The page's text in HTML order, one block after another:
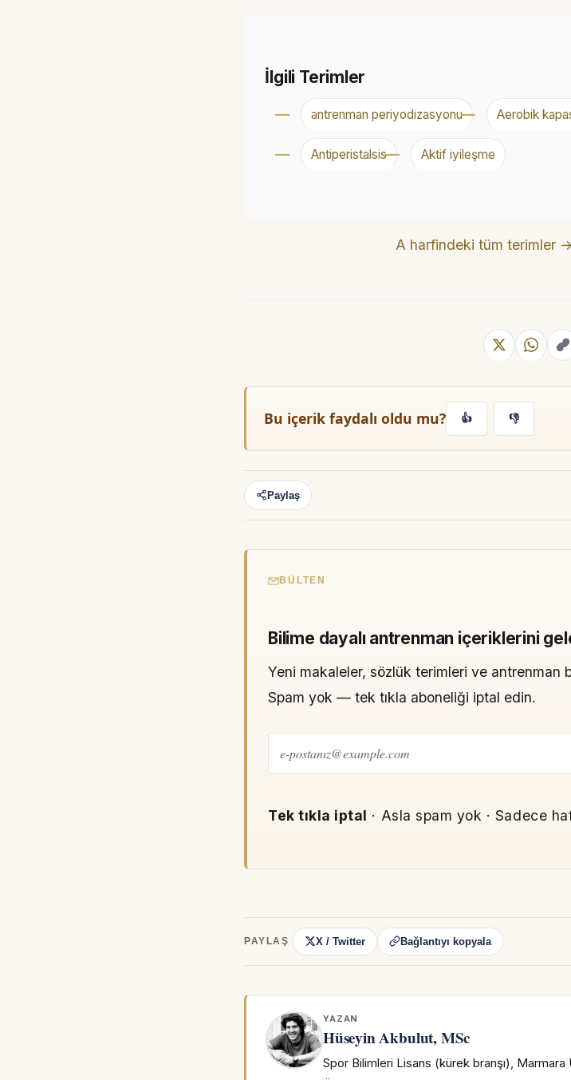
İlgili Terimler
antrenman periyodizasyonu Aerobik
Antiperistalsis Aktif iyileşme
A harfindeki tüm terimler →
Bu içerik faydalı oldu mu? 👍 👎
Paylaş
BÜLTEN
Bilime dayalı antrenman içeriklerini
Yeni makaleler, sözlük terimleri ve antrenman
Spam yok — tek tıkla aboneliği iptal edin.
Tek tıkla iptal · Asla spam yok · Sadece
PAYLAŞ X / Twitter Bağlantıyı kopyala
YAZAN
Hüseyin Akbulut, MSc
Spor Bilimleri Lisans (kürek branşı),